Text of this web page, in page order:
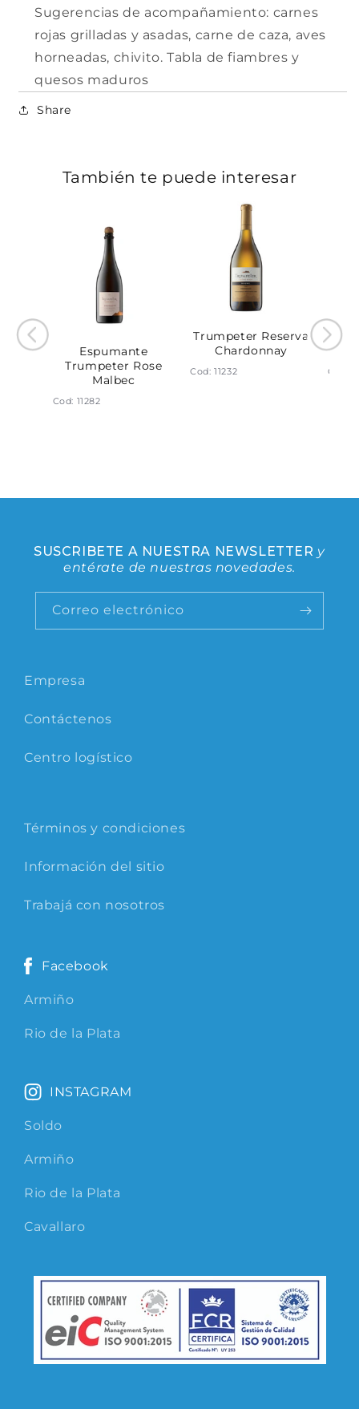
Sugerencias de acompañamiento: carnes
rojas grilladas y asadas, carne de caza, aves
horneadas, chivito. Tabla de fiambres y
quesos maduros
Share
También te puede interesar
Espumante
Trumpeter Rose
Malbec
Cod: 11282
Trumpeter Reserva
Chardonnay
Cod: 11232 Cod:
Empresa
Contáctenos
Centro logístico
Términos y condiciones
Información del sitio
Trabajá con nosotros
Facebook
Armiño
Rio de la Plata
INSTAGRAM
Soldo
Armiño
Rio de la Plata
Cavallaro
SUSCRIBETE A NUESTRA NEWSLETTER y
entérate de nuestras novedades.
Correo electrónico